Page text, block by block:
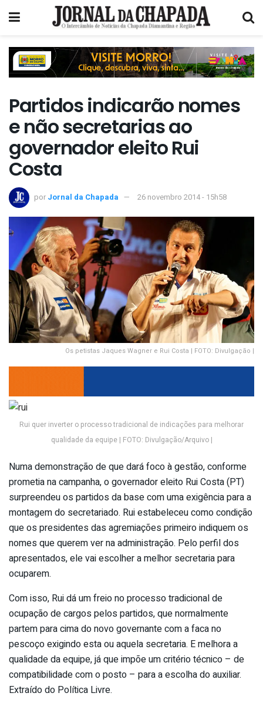
Partidos indicarão nomes
e não secretarias ao
governador eleito Rui
Costa
por Jornal da Chapada 26 novembro 2014 - 15h58
Os petistas Jaques Wagner e Rui Costa | FOTO: Divulgação |
Rui quer inverter o processo tradicional de indicações para melhorar
qualidade da equipe | FOTO: Divulgação/Arquivo |
Numa demonstração de que dará foco à gestão, conforme
prometia na campanha, o governador eleito Rui Costa (PT)
surpreendeu os partidos da base com uma exigência para a
montagem do secretariado. Rui estabeleceu como condição
que os presidentes das agremiações primeiro indiquem os
nomes que querem ver na administração. Pelo perfil dos
apresentados, ele vai escolher a melhor secretaria para
ocuparem.
Com isso, Rui dá um freio no processo tradicional de
ocupação de cargos pelos partidos, que normalmente
partem para cima do novo governante com a faca no
pescoço exigindo esta ou aquela secretaria. E melhora a
qualidade da equipe, já que impõe um critério técnico – de
compatibilidade com o posto – para a escolha do auxiliar.
Extraído do Política Livre.